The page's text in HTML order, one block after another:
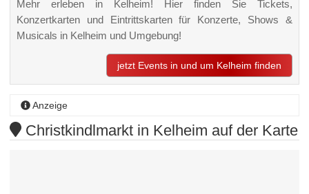
Mehr erleben in Kelheim! Hier finden Sie Tickets,
Konzertkarten und Eintrittskarten für Konzerte, Shows &
Musicals in Kelheim und Umgebung!
jetzt Events in und um Kelheim finden
Anzeige
Christkindlmarkt in Kelheim auf der Karte